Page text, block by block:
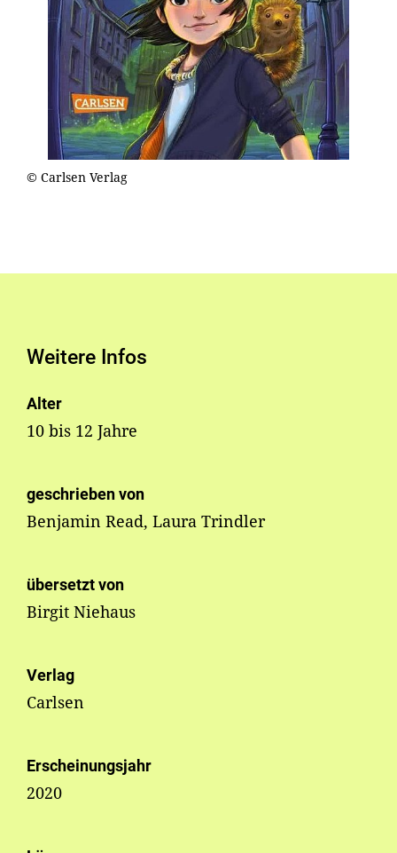
© Carlsen Verlag
Weitere Infos
Alter
10 bis 12 Jahre
geschrieben von
Benjamin Read, Laura Trindler
übersetzt von
Birgit Niehaus
Verlag
Carlsen
Erscheinungsjahr
2020